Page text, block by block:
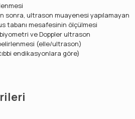
sonra, ultrason muayenesi yapılamayan
tabanı mesafesinin ölçülmesi
ve Doppler ultrason
(elle/ultrason)
endikasyonlara göre)